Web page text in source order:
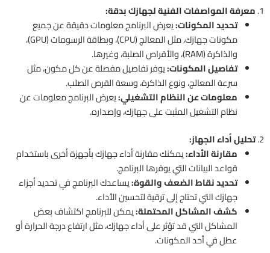
1. معرفة المواصفات الفنية لجهازك بدقة:
تحديد المكونات:يعرض البرنامج معلومات دقيقة عن جميع
مكونات جهازك، مثل المعالج (CPU)، وبطاقة الرسومات (GPU)،
والذاكرة (RAM)، والأقراص الصلبة، وغيرها.
تفاصيل المكونات:يوفر تفاصيل مفصلة عن كل مكون، مثل
سرعة المعالج، ونوع الذاكرة، وسعة القرص الصلب.
معلومات عن النظام التشغيلي:يعرض البرنامج معلومات عن
نظام التشغيل المثبت على جهازك، وإصداره.
2. تحليل أداء الجهاز:
مقارنة الأداء:يمكنك مقارنة أداء جهازك بأجهزة أخرى باستخدام
قواعد البيانات التي يوفرها البرنامج.
تحديد نقاط الضعف والقوة:يساعدك البرنامج في تحديد أجزاء
جهازك التي تحتاج إلى ترقية لتحسين الأداء.
كشف المشاكل المحتملة:يمكن للبرنامج اكتشاف بعض
المشاكل التي قد تؤثر على أداء جهازك، مثل ارتفاع درجة الحرارة أو
عطل في أحد المكونات.